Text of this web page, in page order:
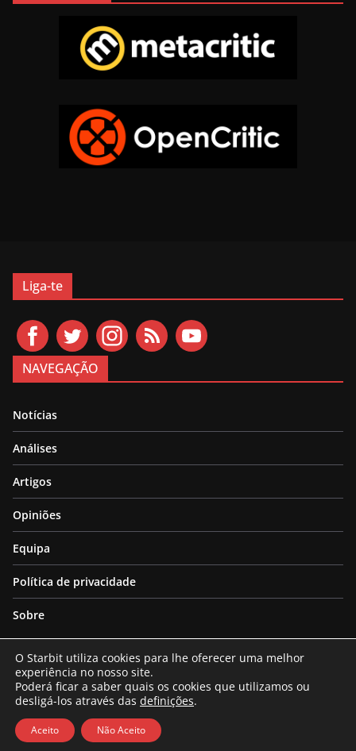
Liga-te
NAVEGAÇÃO
Notícias
Análises
Artigos
Opiniões
Equipa
Política de privacidade
Sobre
Copyright © 2026Starbit. All rights reserved.
Theme:
ColorMagby ThemeGrill. Powered by
O Starbit utiliza cookies para lhe oferecer uma melhor
experiência no nosso site.
Poderá ficar a saber quais os cookies que utilizamos ou
desligá-los através das definições.
Aceito Não Aceito